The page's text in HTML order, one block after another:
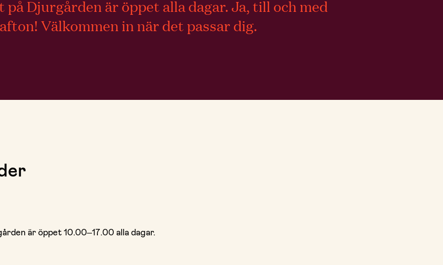
på Djurgården är öppet alla dagar. Ja, till och med
Välkommen in när det passar dig.
är öppet 10.00–17.00 alla dagar.